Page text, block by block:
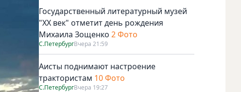
Государственный литературный музей
"ХХ век" отметит день рождения
Михаила Зощенко 2 Фото
С.ПетербургВчера 21:59
Аисты поднимают настроение
трактористам 10 Фото
С.ПетербургВчера 19:27